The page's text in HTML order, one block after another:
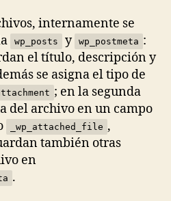
internamente se
wp_posts y wp_postmeta :
el título, descripción y
se asigna el tipo de
; en la segunda
del archivo en un campo
_wp_attached_file ,
también otras
en
.